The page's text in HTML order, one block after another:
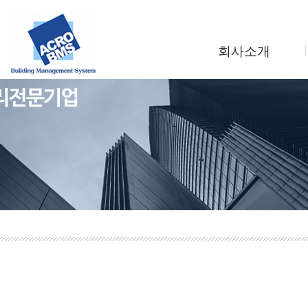
회사소개
조직도
사업소개
찾아오시는길